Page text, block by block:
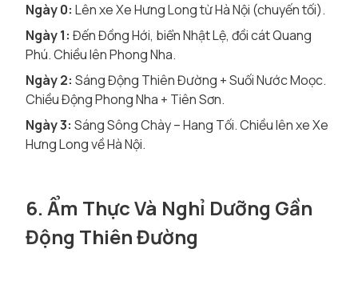
Ngày 0: Lên xe Xe Hưng Long từ Hà Nội (chuyến tối).
Ngày 1: Đến Đồng Hới, biển Nhật Lệ, đồi cát Quang
Phú. Chiều lên Phong Nha.
Ngày 2: Sáng Động Thiên Đường + Suối Nước Moọc.
Chiều Động Phong Nha + Tiên Sơn.
Ngày 3: Sáng Sông Chày – Hang Tối. Chiều lên xe Xe
Hưng Long về Hà Nội.
6. Ẩm Thực Và Nghỉ Dưỡng Gần
Động Thiên Đường